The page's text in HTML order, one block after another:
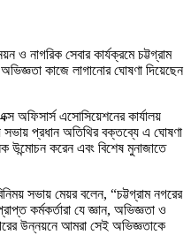
ও নাগরিক সেবার কার্যক্রমে চট্টগ্রাম
কাজে লাগানোর ঘোষণা দিয়েছেন
অফিসার্স এসোসিয়েশনের কার্যালয়
সভায় প্রধান অতিথির বক্তব্যে এ ঘোষণা
উন্মোচন করেন এবং বিশেষ মুনাজাতে
সভায় মেয়র বলেন, “চট্টগ্রাম নগরের
কর্মকর্তারা যে জ্ঞান, অভিজ্ঞতা ও
উন্নয়নে আমরা সেই অভিজ্ঞতাকে